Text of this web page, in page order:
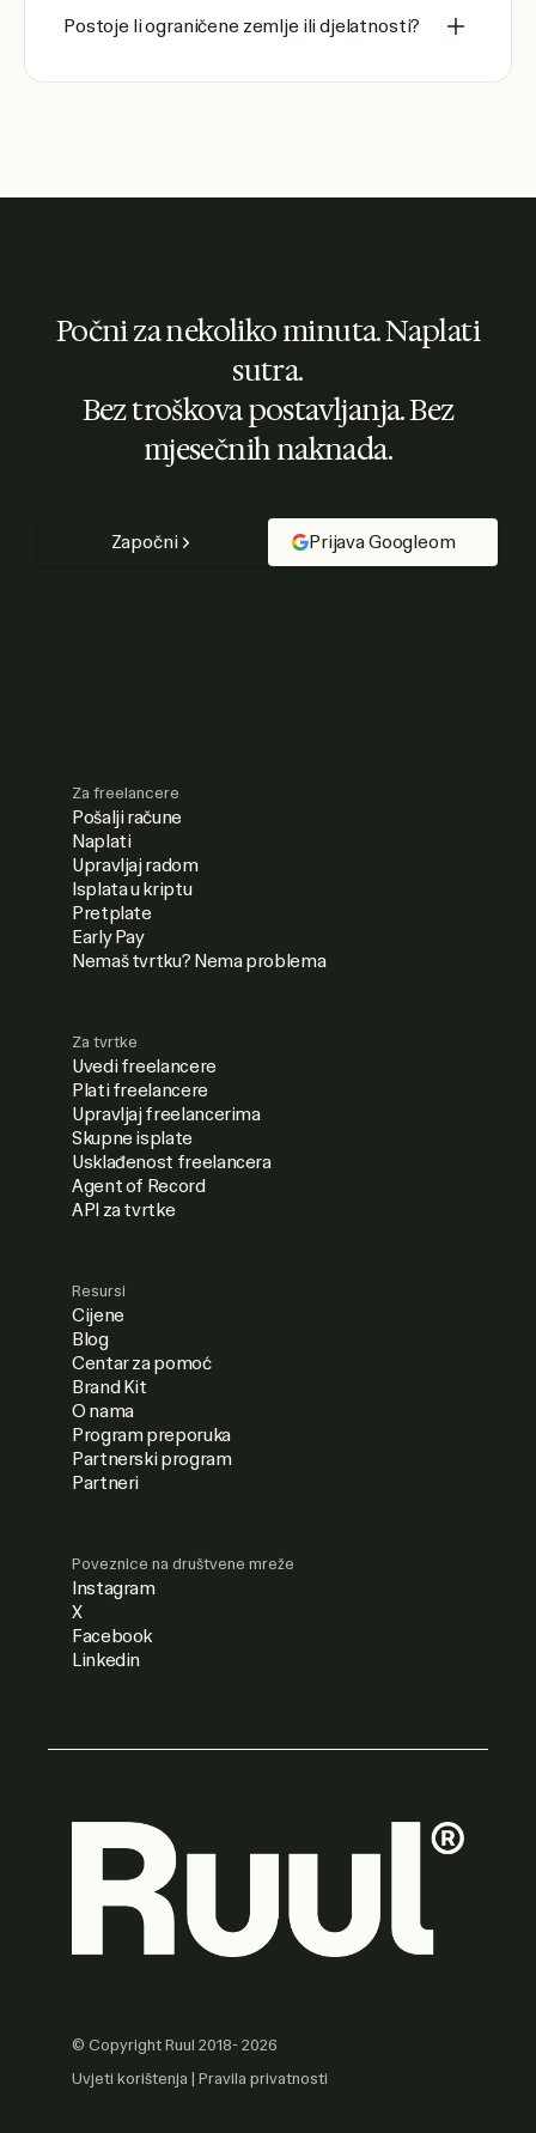
Postoje li ograničene zemlje ili djelatnosti?
Počni za nekoliko minuta. Naplati
sutra.
Bez troškova postavljanja. Bez
mjesečnih naknada.
Započni Prijava Googleom
Za freelancere
Pošalji račune
Naplati
Upravljaj radom
Isplata u kriptu
Pretplate
Early Pay
Nemaš tvrtku? Nema problema
Za tvrtke
Uvedi freelancere
Plati freelancere
Upravljaj freelancerima
Skupne isplate
Usklađenost freelancera
Agent of Record
API za tvrtke
Resursi
Cijene
Blog
Centar za pomoć
Brand Kit
O nama
Program preporuka
Partnerski program
Partneri
© Copyright Ruul 2018- 2026
Uvjeti korištenja | Pravila privatnosti
Poveznice na društvene mreže
Instagram
X
Facebook
Linkedin